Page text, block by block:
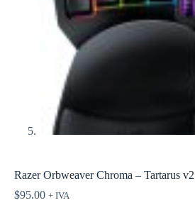
Razer Orbweaver Chroma – Tartarus v2
$95.00 + IVA